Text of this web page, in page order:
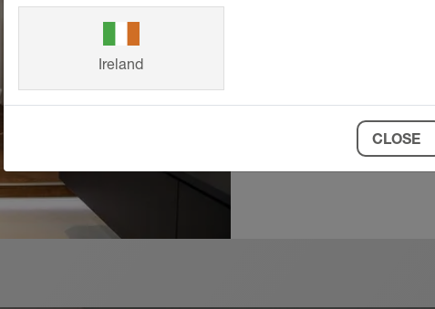
és hosszú
ügyfeleink
saját
Ireland
CLOSE